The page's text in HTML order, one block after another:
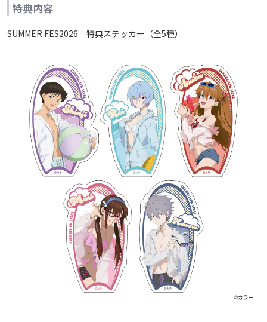
特典内容
SUMMER FES2026 特典ステッカー（全5種）